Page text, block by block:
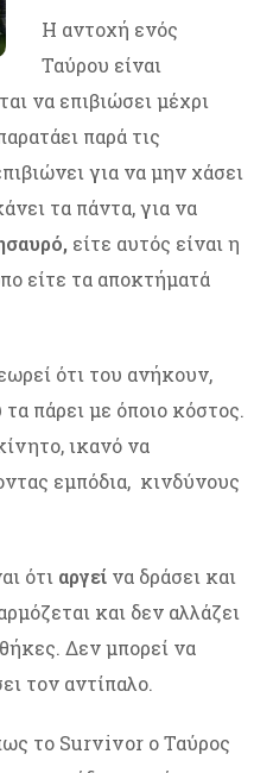
Η αντοχή ενός
Ταύρου είναι
να επιβιώσει μέχρι
παρά τις
για να μην χάσει
τα πάντα, για να
είτε αυτός είναι η
είτε τα αποκτήματά
ότι του ανήκουν,
πάρει με όποιο κόστος.
ικανό να
εμπόδια, κινδύνους
ότι αργεί να δράσει και
και δεν αλλάζει
Δεν μπορεί να
τον αντίπαλο.
το Survivor ο Ταύρος